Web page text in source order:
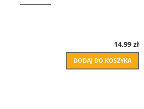
14,99 zł
DODAJ DO KOSZYKA